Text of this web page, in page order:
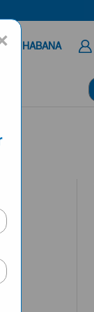
A LA HABANA